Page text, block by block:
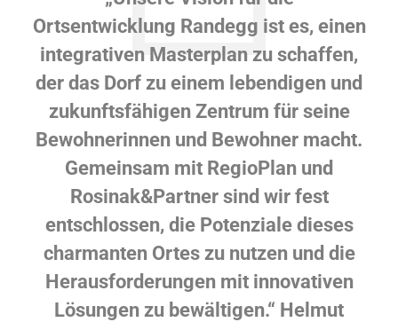
Ortsentwicklung Randegg ist es, einen
integrativen Masterplan zu schaffen,
der das Dorf zu einem lebendigen und
zukunftsfähigen Zentrum für seine
Bewohnerinnen und Bewohner macht.
Gemeinsam mit RegioPlan und
Rosinak&Partner sind wir fest
entschlossen, die Potenziale dieses
charmanten Ortes zu nutzen und die
Herausforderungen mit innovativen
Lösungen zu bewältigen.“ Helmut